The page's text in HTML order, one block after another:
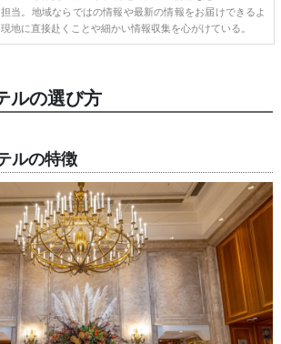
担当。地域ならではの情報や最新の情報をお届けできるよ
現地に直接赴くことや細かい情報収集を心がけている。
ルの選び方
ルの特徴